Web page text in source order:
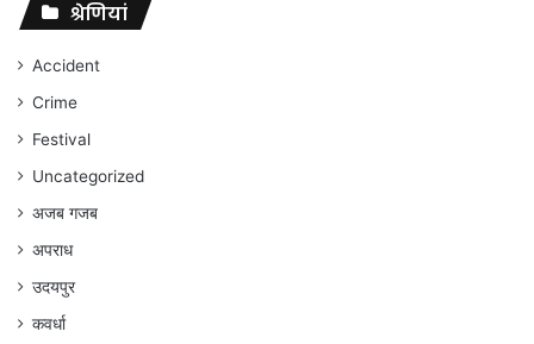
संघर्ष
जारी
रहेगा
अंकित
गौरहा
श्रेणियां
Accident
Crime
Festival
Uncategorized
अजब गजब
अपराध
उदयपुर
कवर्धा